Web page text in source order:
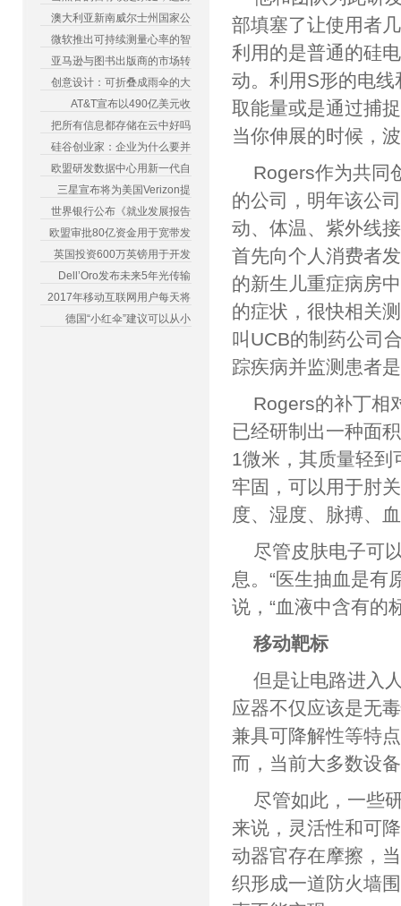
澳大利亚新南威尔士州国家公
微软推出可持续测量心率的智
亚马逊与图书出版商的市场转
创意设计：可折叠成雨伞的大
AT&T宣布以490亿美元收
把所有信息都存储在云中好吗
硅谷创业家：企业为什么要并
欧盟研发数据中心用新一代自
三星宣布将为美国Verizon提
世界银行公布《就业发展报告
欧盟审批80亿资金用于宽带发
英国投资600万英镑用于开发
Dell’Oro发布未来5年光传输
2017年移动互联网用户每天将
德国“小红伞”建议可以从小
部填塞了让使用者
利用的是普通的硅
动。利用S形的电
取能量或是通过捕
当你伸展的时候，
Rogers作为共同
的公司，明年该公
动、体温、紫外线
首先向个人消费者
的新生儿重症病房
的症状，很快相关
叫UCB的制药公司
踪疾病并监测患者
Rogers的补丁相
已经研制出一种面
1微米，其质量轻到
牢固，可以用于肘
度、湿度、脉搏、
尽管皮肤电子可
息。“医生抽血是有
说，“血液中含有的
移动靶标
但是让电路进入
应器不仅应该是无
兼具可降解性等特
而，当前大多数设
尽管如此，一些
来说，灵活性和可
动器官存在摩擦，
织形成一道防火墙